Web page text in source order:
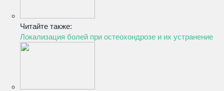
Читайте также:
Локализация болей при остеохондрозе и их устранение